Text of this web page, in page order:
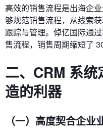
高效的销售流程是出海企
够规范销售流程，从线索
跟踪与管理。倬亿国际通
售流程，销售周期缩短了
二、CRM 系
造的利器
（一）高度契合企业